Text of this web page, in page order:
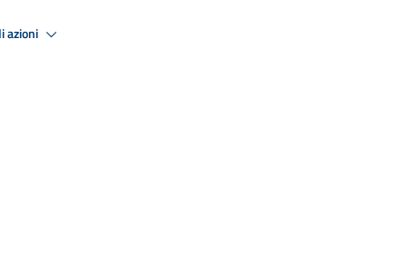
azioni